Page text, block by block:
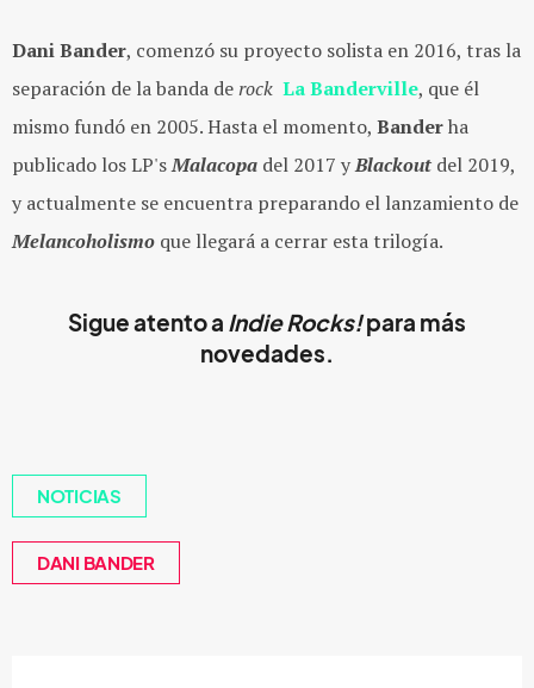
Dani Bander, comenzó su proyecto solista en 2016, tras la
separación de la banda derock La Banderville, que él
mismo fundó en 2005. Hasta el momento, Banderha
publicado los LP'sMalacopa del 2017 yBlackout del 2019,
y actualmente se encuentra preparando el lanzamiento de
Melancoholismo que llegará a cerrar esta trilogía.
Sigue atento a Indie Rocks!para más
novedades.
NOTICIAS
DANI BANDER